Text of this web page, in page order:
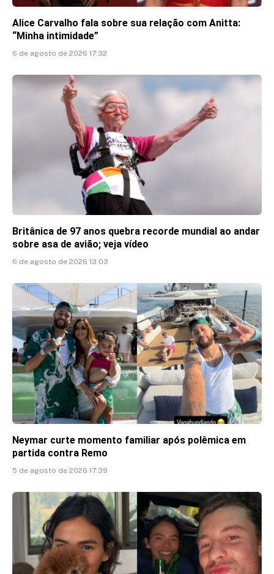
Alice Carvalho fala sobre sua relação com Anitta:
“Minha intimidade”
6 de agosto de 2026 17:32
Britânica de 97 anos quebra recorde mundial ao andar
sobre asa de avião; veja vídeo
6 de agosto de 2026 13:03
Neymar curte momento familiar após polêmica em
partida contra Remo
5 de agosto de 2026 17:39